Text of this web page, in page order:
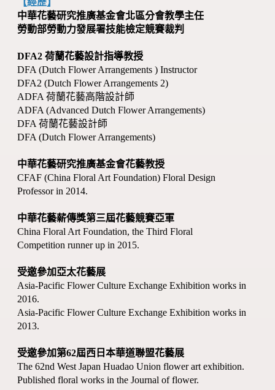
【經歷】
中華花藝研究推廣基金會北區分會教學主任
勞動部勞動力發展署技能檢定競賽裁判
DFA2 荷蘭花藝設計指導教授
DFA (Dutch Flower Arrangements ) Instructor
DFA2 (Dutch Flower Arrangements 2)
ADFA 荷蘭花藝高階設計師
ADFA (Advanced Dutch Flower Arrangements)
DFA 荷蘭花藝設計師
DFA (Dutch Flower Arrangements)
中華花藝研究推廣基金會花藝教授
CFAF (China Floral Art Foundation) Floral Design
Professor in 2014.
中華花藝薪傳獎第三屆花藝競賽亞軍
China Floral Art Foundation, the Third Floral
Competition runner up in 2015.
受邀參加亞太花藝展
Asia-Pacific Flower Culture Exchange Exhibition works in
2016.
Asia-Pacific Flower Culture Exchange Exhibition works in
2013.
受邀參加第62屆西日本華道聯盟花藝展
The 62nd West Japan Huadao Union flower art exhibition.
Published floral works in the Journal of flower.